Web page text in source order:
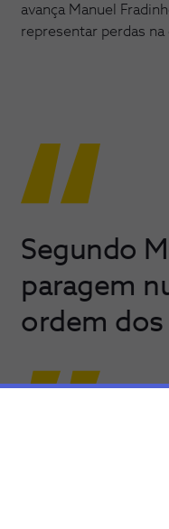
avança Manuel
representar perdas
Segundo
paragem
ordem dos